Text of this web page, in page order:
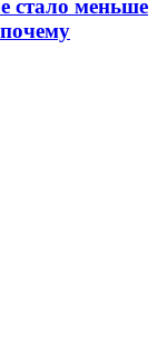
стало меньше